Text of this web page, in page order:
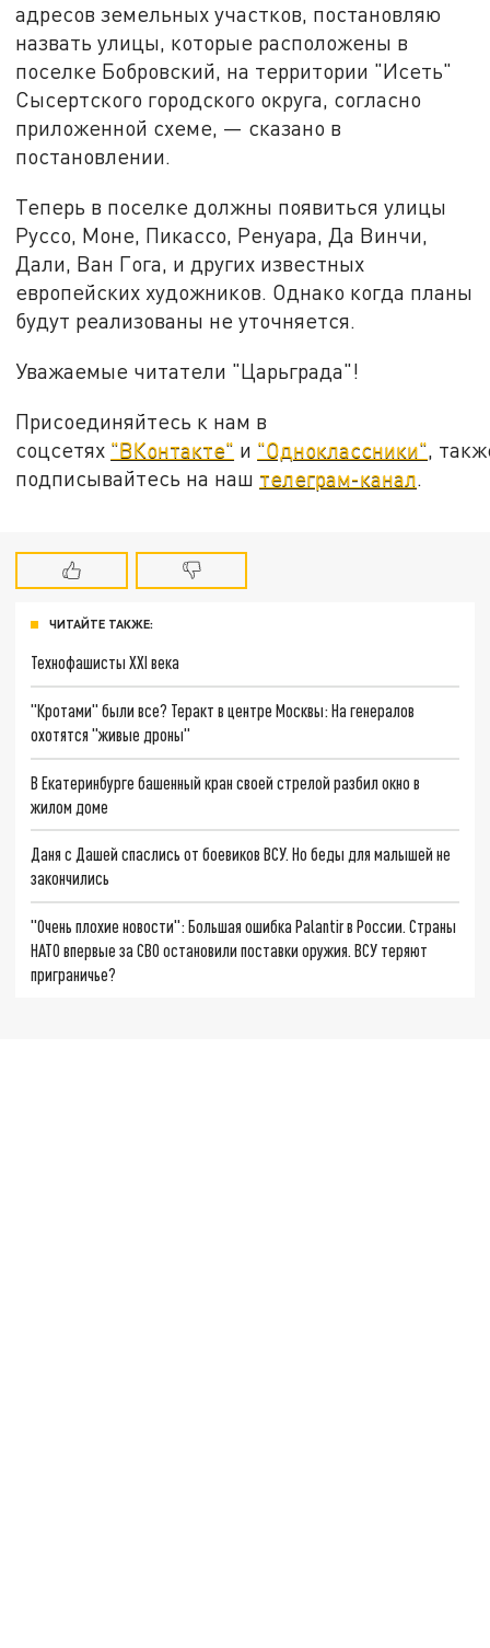
адресов земельных участков, постановляю
назвать улицы, которые расположены в
поселке Бобровский, на территории "Исеть"
Сысертского городского округа, согласно
приложенной схеме, — сказано в
постановлении.
Теперь в поселке должны появиться улицы
Руссо, Моне, Пикассо, Ренуара, Да Винчи,
Дали, Ван Гога, и других известных
европейских художников. Однако когда планы
будут реализованы не уточняется.
Уважаемые читатели "Царьграда"!
Присоединяйтесь к нам в
соцсетях "ВКонтакте" и "Одноклассники" ,
подписывайтесь на наш телеграм-канал
ЧИТАЙТЕ ТАКЖЕ:
Технофашисты XXI века
"Кротами" были все? Теракт в центре Москвы: На генералов
охотятся "живые дроны"
В Екатеринбурге башенный кран своей стрелой разбил окно в
жилом доме
Даня с Дашей спаслись от боевиков ВСУ. Но беды для малышей не
закончились
"Очень плохие новости": Большая ошибка Palantir в России. Страны
НАТО впервые за СВО остановили поставки оружия. ВСУ теряют
приграничье?